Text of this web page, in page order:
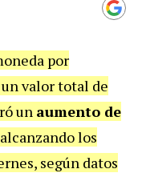
por
valor total de
un aumento de
los
según datos